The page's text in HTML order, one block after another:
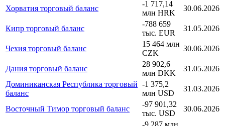
Хорватия торговый баланс
-1 717,14
млн HRK
30.06.2026
Кипр торговый баланс
-788 659
тыс. EUR
31.05.2026
Чехия торговый баланс
15 464 млн
CZK
30.06.2026
Дания торговый баланс
28 902,6
млн DKK
31.05.2026
Доминиканская Республика торговый
баланс
-1 375,2
млн USD
31.03.2026
Восточный Тимор торговый баланс
-97 901,32
тыс. USD
30.06.2026
-9 287 млн